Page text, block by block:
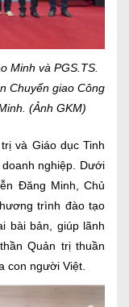
Minh và PGS.TS.
Chuyển giao Công
(Ảnh GKM)
và Giáo dục Tinh
nghiệp. Dưới
Đăng Minh, Chủ
trình đào tạo
bài bản, giúp lãnh
Quản trị thuần
con người Việt.